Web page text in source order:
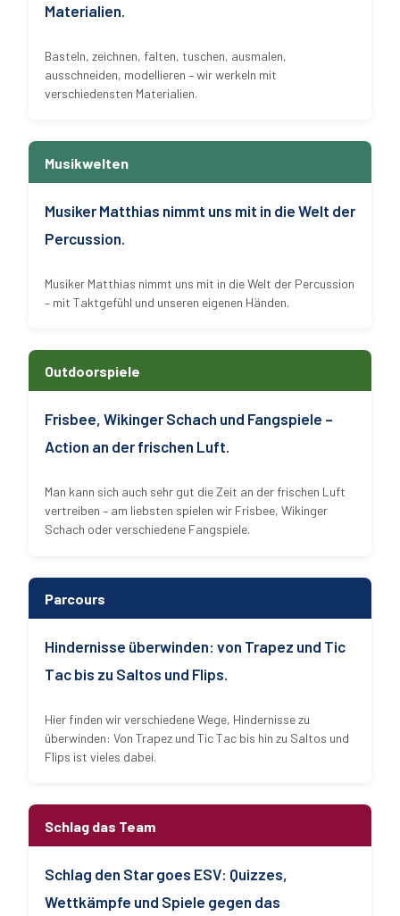
Materialien.
Basteln, zeichnen, falten, tuschen, ausmalen,
ausschneiden, modellieren – wir werkeln mit
verschiedensten Materialien.
Musikwelten
Musiker Matthias nimmt uns mit in die Welt der
Percussion.
Musiker Matthias nimmt uns mit in die Welt der Percussion
– mit Taktgefühl und unseren eigenen Händen.
Outdoorspiele
Frisbee, Wikinger Schach und Fangspiele –
Action an der frischen Luft.
Man kann sich auch sehr gut die Zeit an der frischen Luft
vertreiben – am liebsten spielen wir Frisbee, Wikinger
Schach oder verschiedene Fangspiele.
Parcours
Hindernisse überwinden: von Trapez und Tic
Tac bis zu Saltos und Flips.
Hier finden wir verschiedene Wege, Hindernisse zu
überwinden: Von Trapez und Tic Tac bis hin zu Saltos und
Flips ist vieles dabei.
Schlag das Team
Schlag den Star goes ESV: Quizzes,
Wettkämpfe und Spiele gegen das